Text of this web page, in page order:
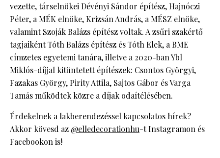
vezette, társelnökei Dévényi Sándor építész, Hajnóczi
Péter, a MÉK elnöke, Krizsán András, a MÉSZ elnöke,
valamint Szoják Balázs építész voltak. A zsűri szakértő
tagjaiként Tóth Balázs építész és Tóth Elek, a BME
címzetes egyetemi tanára, illetve a 2020-ban Ybl
Miklós-díjjal kitüntetett építészek: Csontos Györgyi,
Fazakas György, Pirity Attila, Sajtos Gábor és Varga
Tamás működtek közre a díjak odaítélésében.
Érdekelnek a lakberendezéssel kapcsolatos hírek?
Akkor kövesd az @elledecorationhu-t Instagramon és
Facebookon is!